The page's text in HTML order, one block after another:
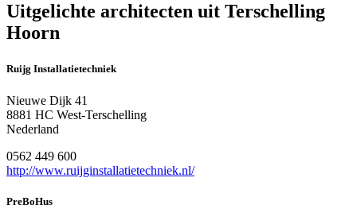
Uitgelichte architecten uit Terschelling
Hoorn
Ruijg Installatietechniek
Nieuwe Dijk 41
8881 HC West-Terschelling
Nederland
0562 449 600
http://www.ruijginstallatietechniek.nl/
PreBoHus